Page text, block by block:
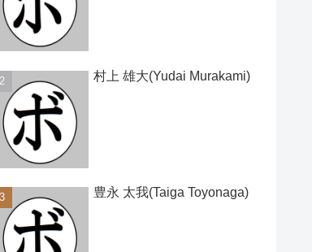
村上 雄大(Yudai Murakami)
豊永 太我(Taiga Toyonaga)